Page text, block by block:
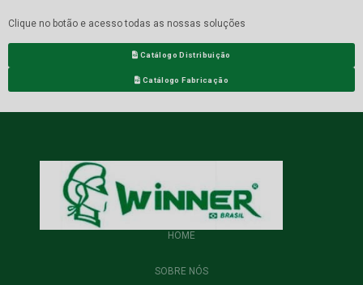
Clique no botão e acesso todas as nossas soluções
Catálogo Distribuição
Catálogo Fabricação
HOME
SOBRE NÓS